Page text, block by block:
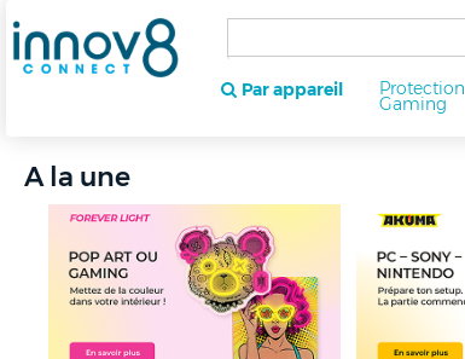
Par appareil Protection
Gaming
A la une